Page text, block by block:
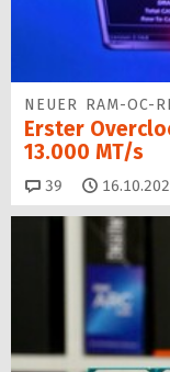
NEUER RAM-OC-
Erster
13.000 MT/s
39 Kommentare